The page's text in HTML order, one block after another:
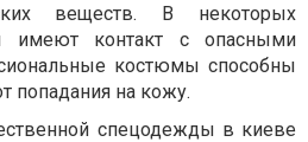
веществ. В некоторых
имеют контакт с опасными
костюмы способны
попадания на кожу.
спецодежды в киеве